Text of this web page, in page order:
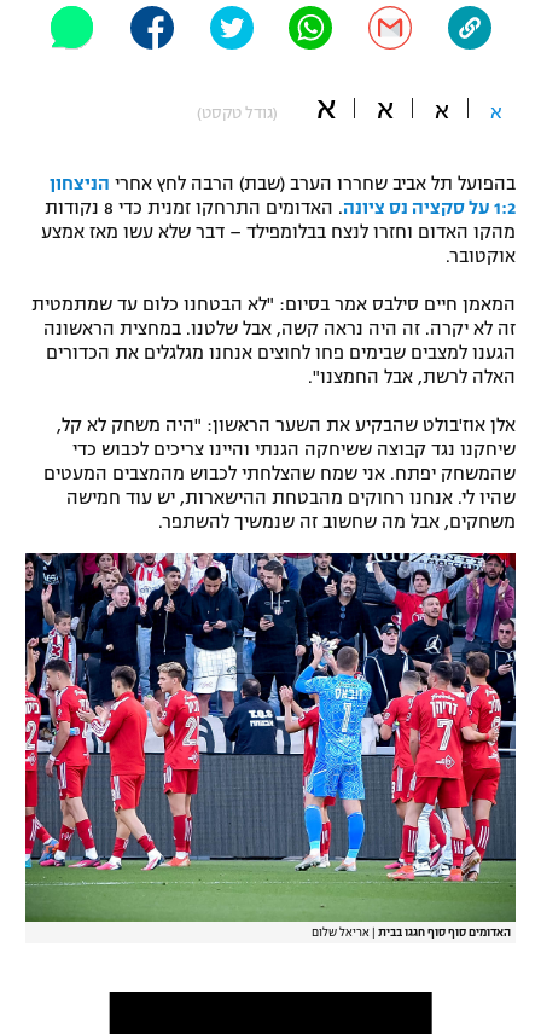
"מחצית בשכונה" – פודקאסט
משתתפים וזוכים בפרסים
תקנון משתתפים וזוכים בפרסים
תקנון עבור פעילות אלקטרה
תקנון עבור פעילות ספורט 1 – "מרלן"
טניס
תנאי שימוש
מדיניות פרטיות
תקנון פעילות ספורט 1
רשיון להקרנה פומבית לבית עסק
הצטרפות לחבילת הערוצים
לוח דרושים – ג'ובנט
תגיות
המגזין
אופניים
ספורט מוטורי
פוטבול אמריקאי NFL
ספורט אתגרי ואקסטרים
גיימינג E-Sports
א א א א (גודל טקסט)
בהפועל תל אביב שחררו הערב (שבת) הרבה לחץ אחרי הניצחון
1:2 על סקציה נס ציונה
. האדומים התרחקו זמנית כדי 8 נקודות
מהקו האדום וחזרו לנצח בבלומפילד – דבר שלא עשו מאז אמצע
אוקטובר.
המאמן חיים סילבס אמר בסיום: "לא הבטחנו כלום עד שמתמטית
זה לא יקרה. זה היה נראה קשה, אבל שלטנו. במחצית הראשונה
הגענו למצבים שבימים פחו לחוצים אנחנו מגלגלים את הכדורים
האלה לרשת, אבל החמצנו".
אלן אוז'בולט שהבקיע את השער הראשון: "היה משחק לא קל,
שיחקנו נגד קבוצה ששיחקה הגנתי והיינו צריכים לכבוש כדי
שהמשחק יפתח. אני שמח שהצלחתי לכבוש מהמצבים המעטים
שהיו לי. אנחנו רחוקים מהבטחת ההישארות, יש עוד חמישה
משחקים, אבל מה שחשוב זה שנמשיך להשתפר.
האדומים סוף סוף חגגו בבית אריאל שלום